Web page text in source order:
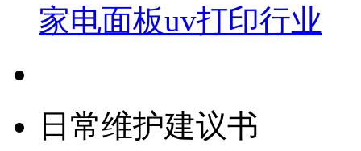
家电面板uv打印行业
日常维护建议书